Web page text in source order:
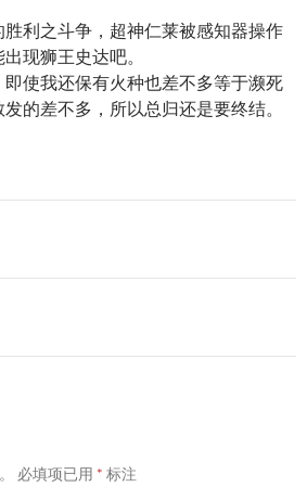
利之斗争，超神仁莱被感知器操作
现狮王史达吧。
使我还保有火种也差不多等于濒死
的差不多，所以总归还是要终结。
必填项已用 * 标注